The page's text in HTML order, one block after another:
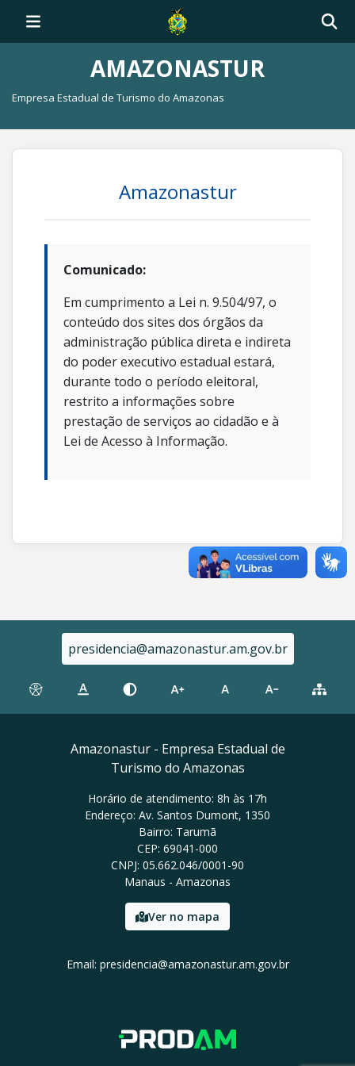
AMAZONASTUR
Empresa Estadual de Turismo do Amazonas
Amazonastur
Comunicado:
Em cumprimento a Lei n. 9.504/97, o
conteúdo dos sites dos órgãos da
administração pública direta e indireta
do poder executivo estadual estará,
durante todo o período eleitoral,
restrito a informações sobre
prestação de serviços ao cidadão e à
Lei de Acesso à Informação.
presidencia@amazonastur.am.gov.br
Amazonastur - Empresa Estadual de
Turismo do Amazonas
Horário de atendimento: 8h às 17h
Endereço: Av. Santos Dumont, 1350
Bairro: Tarumã
CEP: 69041-000
CNPJ: 05.662.046/0001-90
Manaus - Amazonas
Ver no mapa
Email: presidencia@amazonastur.am.gov.br